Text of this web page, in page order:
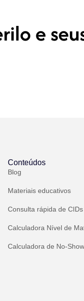
e
Conteúdos
Blog
Materiais educativos
Consulta rápida de CIDs
Calculadora Nível de
Calculadora de No-Show